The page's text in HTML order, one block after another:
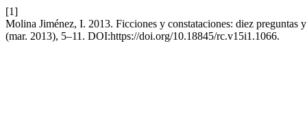
[1]
Molina Jiménez, I. 2013. Ficciones y constataciones: diez preguntas
(mar. 2013), 5–11. DOI:https://doi.org/10.18845/rc.v15i1.1066.